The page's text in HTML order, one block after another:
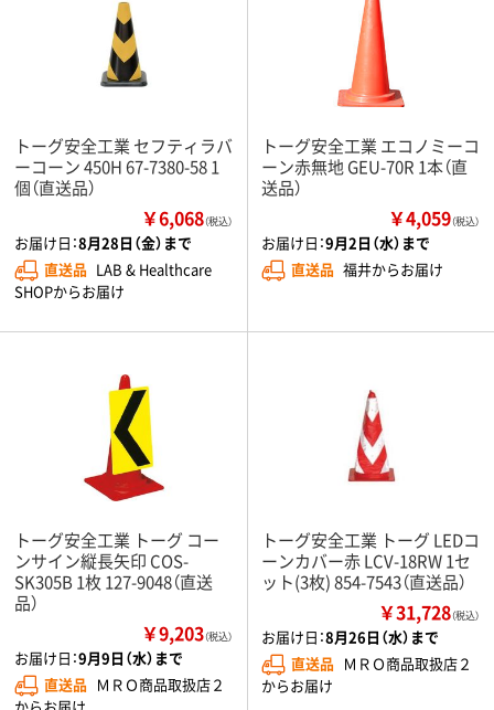
トーグ安全工業 セフティラバ
ーコーン 450H 67-7380-58 1
個（直送品）
￥6,068（税込）
お届け日：8月28日（金）まで
直送品 LAB & Healthcare
SHOPからお届け
トーグ安全工業 エコノミーコ
ーン赤無地 GEU-70R 1本（直
送品）
￥4,059（税込）
お届け日：9月2日（水）まで
直送品 福井からお届け
トーグ安全工業 トーグ コー
ンサイン縦長矢印 COS-
SK305B 1枚 127-9048（直送
品）
￥9,203（税込）
お届け日：9月9日（水）まで
直送品 ＭＲＯ商品取扱店２
トーグ安全工業 トーグ LEDコ
ーンカバー赤 LCV-18RW 1セ
ット(3枚) 854-7543（直送品）
￥31,728（税込）
お届け日：8月26日（水）まで
直送品 ＭＲＯ商品取扱店２
からお届け